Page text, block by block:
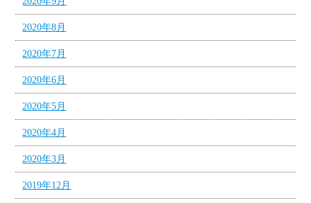
2020年8月
2020年7月
2020年6月
2020年5月
2020年4月
2020年3月
2019年12月